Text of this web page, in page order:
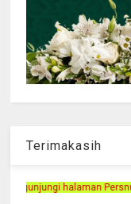
Terimakasih